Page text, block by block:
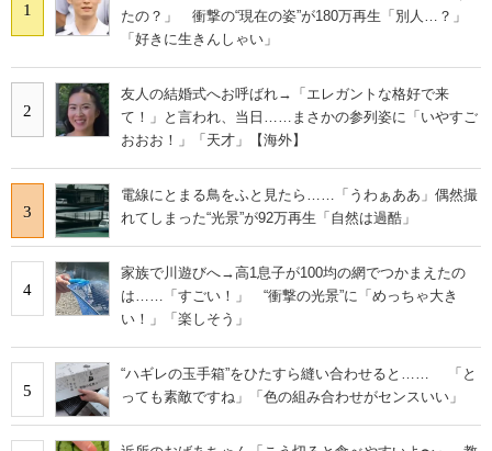
1
たの？」 衝撃の“現在の姿”が180万再生「別人…？」
「好きに生きんしゃい」
2
友人の結婚式へお呼ばれ→「エレガントな格好で来
て！」と言われ、当日……まさかの参列姿に「いやすご
おおお！」「天才」【海外】
3
電線にとまる鳥をふと見たら……「うわぁああ」偶然撮
れてしまった“光景”が92万再生「自然は過酷」
4
家族で川遊びへ→高1息子が100均の網でつかまえたの
は……「すごい！」 “衝撃の光景”に「めっちゃ大き
い！」「楽しそう」
5
“ハギレの玉手箱”をひたすら縫い合わせると…… 「と
っても素敵ですね」「色の組み合わせがセンスいい」